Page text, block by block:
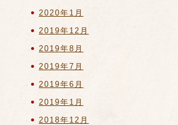
2020年1月
2019年12月
2019年8月
2019年7月
2019年6月
2019年1月
2018年12月